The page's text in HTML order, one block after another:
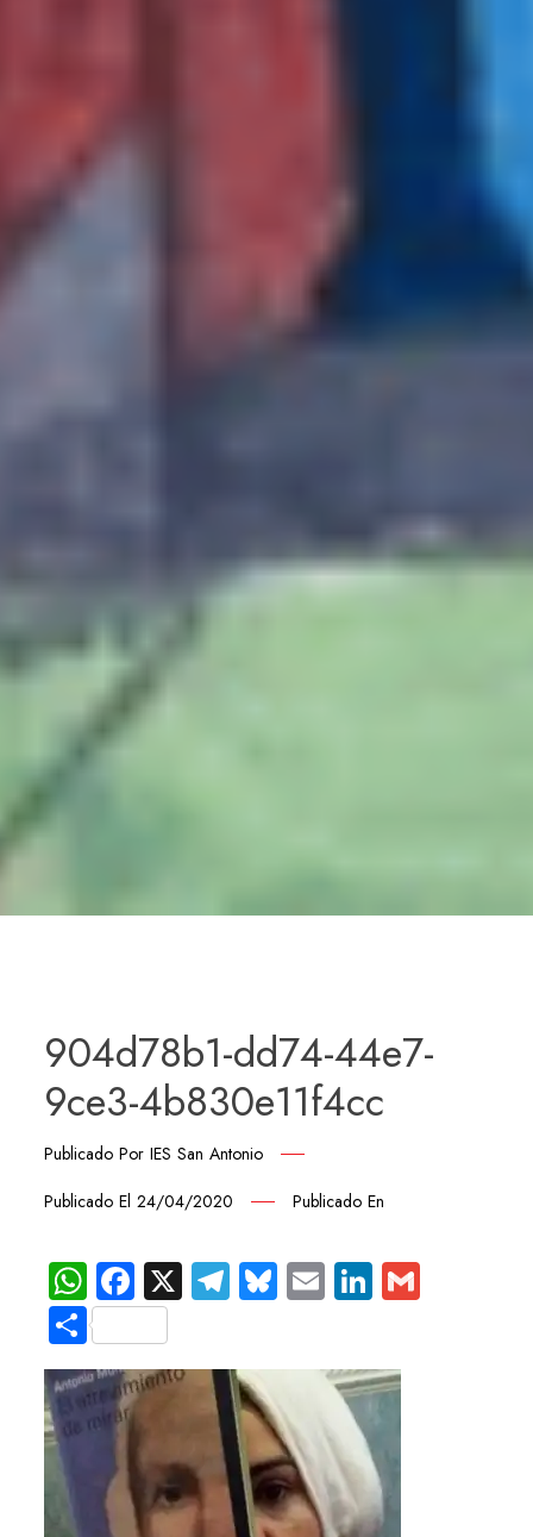
904d78b1-dd74-44e7-
9ce3-4b830e11f4cc
Publicado PorIES San Antonio
Publicado El24/04/2020 Publicado En
WhatsApp
Facebook
X Telegram
Bluesky
EmailLinkedIn
Compartir